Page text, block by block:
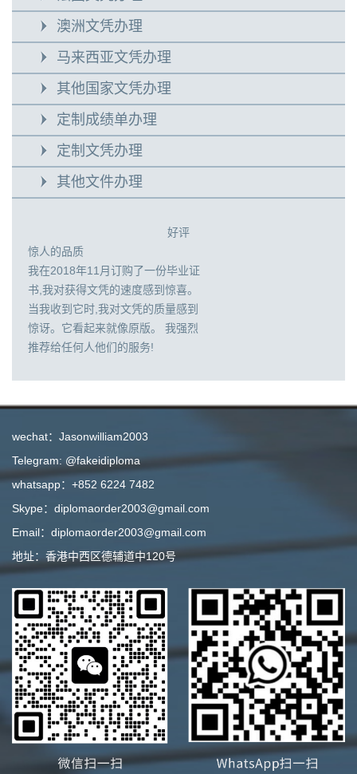
澳洲文凭办理
马来西亚文凭办理
其他国家文凭办理
定制成绩单办理
定制文凭办理
其他文件办理
好评
惊人的品质
我在2018年11月订购了一份毕业证
书,我对获得文凭的速度感到惊喜。
当我收到它时,我对文凭的质量感到
惊讶。它看起来就像原版。 我强烈
推荐给任何人他们的服务!
wechat：Jasonwilliam2003
Telegram: @fakeidiploma
whatsapp：+852 6224 7482
Skype：diplomaorder2003@gmail.com
Email：diplomaorder2003@gmail.com
地址：香港中西区德辅道中120号